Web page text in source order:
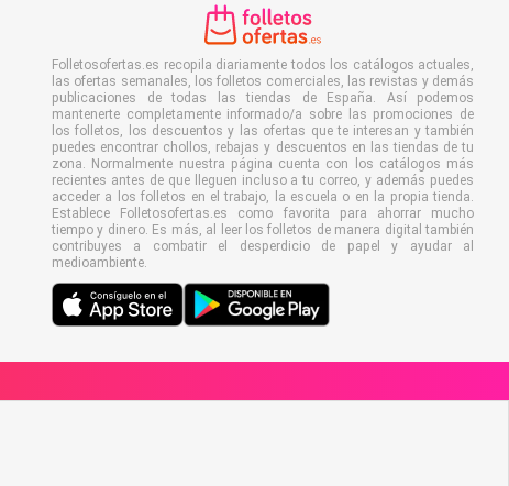
Folletosofertas.es recopila diariamente todos los catálogos actuales,
las ofertas semanales, los folletos comerciales, las revistas y demás
publicaciones de todas las tiendas de España. Así podemos
mantenerte completamente informado/a sobre las promociones de
los folletos, los descuentos y las ofertas que te interesan y también
puedes encontrar chollos, rebajas y descuentos en las tiendas de tu
zona. Normalmente nuestra página cuenta con los catálogos más
recientes antes de que lleguen incluso a tu correo, y además puedes
acceder a los folletos en el trabajo, la escuela o en la propia tienda.
Establece Folletosofertas.es como favorita para ahorrar mucho
tiempo y dinero. Es más, al leer los folletos de manera digital también
contribuyes a combatir el desperdicio de papel y ayudar al
medioambiente.